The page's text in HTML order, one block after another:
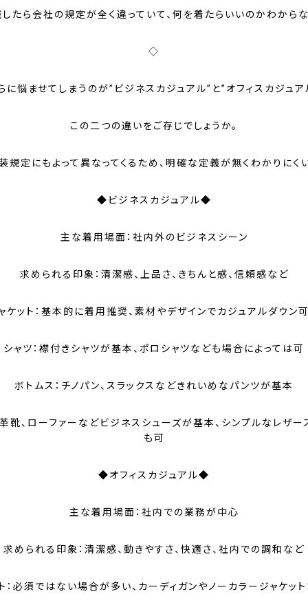
したら会社の規定が全く違っていて、何を着たらいいのかわからな
◇
に悩ませてしまうのが” ビジネスカジュアル” と” オフィスカジュア
この二つの違いをご存じでしょうか。
規定にもよって異なってくるため、明確な定義が無くわかりにく
◆ビジネスカジュアル◆
主な着用場面：社内外のビジネスシーン
求められる印象：清潔感、上品さ、きちんと感、信頼感など
ケット：基本的に着用推奨、素材やデザインでカジュアルダウン
シャツ：襟付きシャツが基本、ポロシャツなども場合によっては可
ボトムス：チノパン、スラックスなどきれいめなパンツが基本
靴、ローファーなどビジネスシューズが基本、シンプルなレザー
も可
◆オフィスカジュアル◆
主な着用場面：社内での業務が中心
求められる印象：清潔感、動きやすさ、快適さ、社内での調和など
：必須ではない場合が多い、カーディガンやノーカラージャケッ